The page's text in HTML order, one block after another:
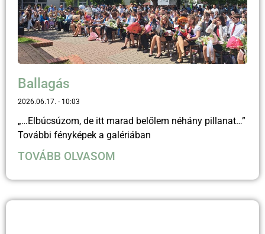
Ballagás
2026.06.17. 10:03
„…Elbúcsúzom, de itt marad belőlem néhány pillanat…”
További fényképek a galériában
TOVÁBB OLVASOM